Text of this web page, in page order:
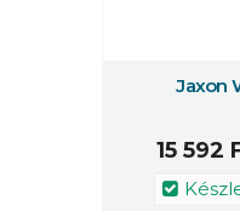
Jaxon
15 592